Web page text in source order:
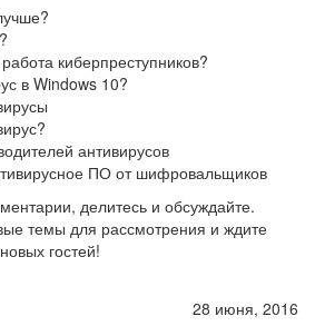
киберпреступников?
в Windows 10?
антивирусов
ПО от шифровальщиков
делитесь и обсуждайте.
темы для рассмотрения и ждите
гостей!
28 июня, 2016